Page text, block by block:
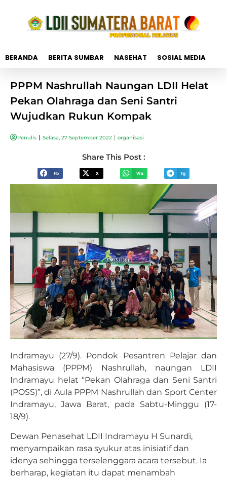
BERANDA BERITA SUMBAR NASEHAT SOSIAL MEDIA
PPPM Nashrullah Naungan LDII Helat
Pekan Olahraga dan Seni Santri
Wujudkan Rukun Kompak
Penulis Selasa, 27 September 2022 organisasi
Share This Post :
Fb X Wa Tg
Indramayu (27/9). Pondok Pesantren Pelajar dan
Mahasiswa (PPPM) Nashrullah, naungan LDII
Indramayu helat “Pekan Olahraga dan Seni Santri
(POSS)”, di Aula PPPM Nashrullah dan Sport Center
Indramayu, Jawa Barat, pada Sabtu-Minggu (17-
18/9).
Dewan Penasehat LDII Indramayu H Sunardi,
menyampaikan rasa syukur atas inisiatif dan
idenya sehingga terselenggara acara tersebut. Ia
berharap, kegiatan itu dapat menambah